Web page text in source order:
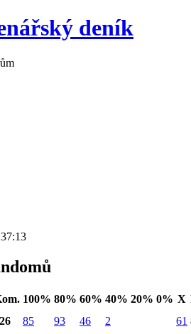
deník
100% 80% 60% 40% 20% 0% X
85 93 46 2 61